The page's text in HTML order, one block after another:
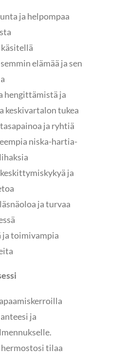
ja helpompaa
elämää ja sen
hengittämistä ja
keskivartalon tukea
ja ryhtiä
niska-hartia-
ja
ja turvaa
ja toimivampia
ja
tilaa